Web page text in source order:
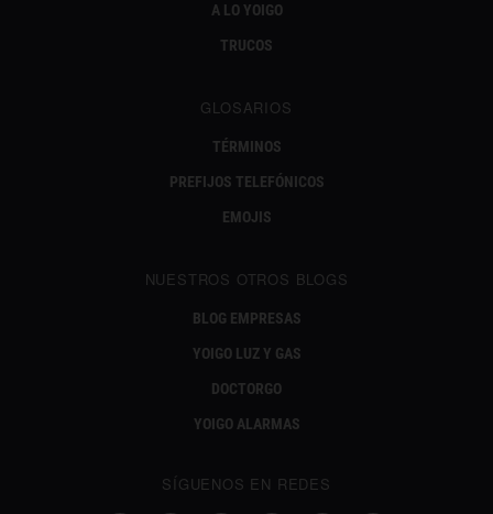
A LO YOIGO
TRUCOS
GLOSARIOS
TÉRMINOS
PREFIJOS TELEFÓNICOS
EMOJIS
NUESTROS OTROS BLOGS
BLOG EMPRESAS
YOIGO LUZ Y GAS
DOCTORGO
YOIGO ALARMAS
SÍGUENOS EN REDES